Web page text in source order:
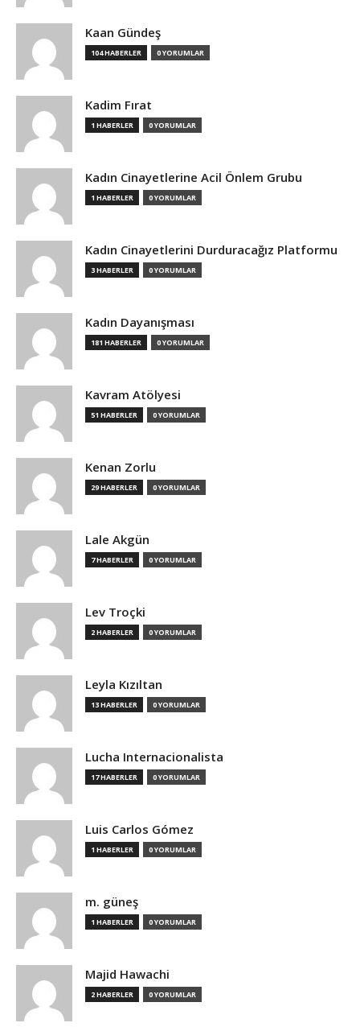
Kaan Gündeş
104 HABERLER 0 YORUMLAR
Kadim Fırat
1 HABERLER 0 YORUMLAR
Kadın Cinayetlerine Acil Önlem Grubu
1 HABERLER 0 YORUMLAR
Kadın Cinayetlerini Durduracağız Platformu
3 HABERLER 0 YORUMLAR
Kadın Dayanışması
181 HABERLER 0 YORUMLAR
Kavram Atölyesi
51 HABERLER 0 YORUMLAR
Kenan Zorlu
29 HABERLER 0 YORUMLAR
Lale Akgün
7 HABERLER 0 YORUMLAR
Lev Troçki
2 HABERLER 0 YORUMLAR
Leyla Kızıltan
13 HABERLER 0 YORUMLAR
Lucha Internacionalista
17 HABERLER 0 YORUMLAR
Luis Carlos Gómez
1 HABERLER 0 YORUMLAR
m. güneş
1 HABERLER 0 YORUMLAR
Majid Hawachi
2 HABERLER 0 YORUMLAR